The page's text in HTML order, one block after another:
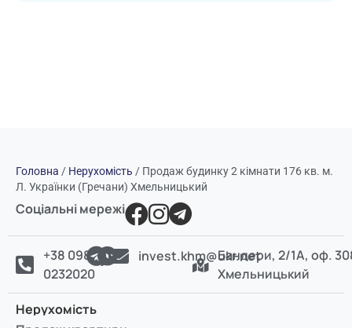
Головна / Нерухомість / Продаж будинку 2 кімнати 176 кв. м.
Л. Українки (Гречани) Хмельницький
Соціальні мережі
+38 098
0232020
invest.khm@ukr.netБандери, 2/1А, оф.
Хмельницький
Нерухомість